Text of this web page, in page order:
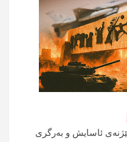
ئاسایش و بەرگری